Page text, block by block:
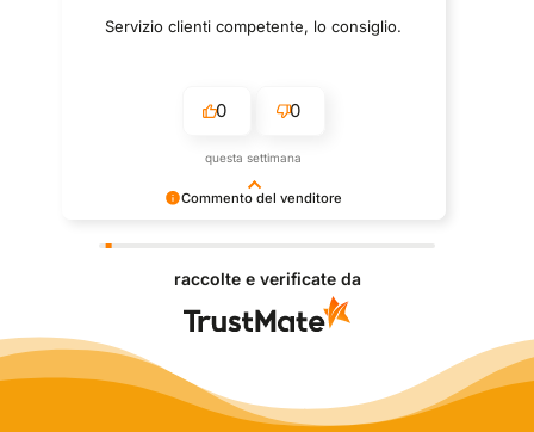
Commento del venditore
servizio giusto a clienti così fantastici. Grazie
Servizio clienti competente, lo consiglio.
0 0
questa settimana
raccolte e verificate da